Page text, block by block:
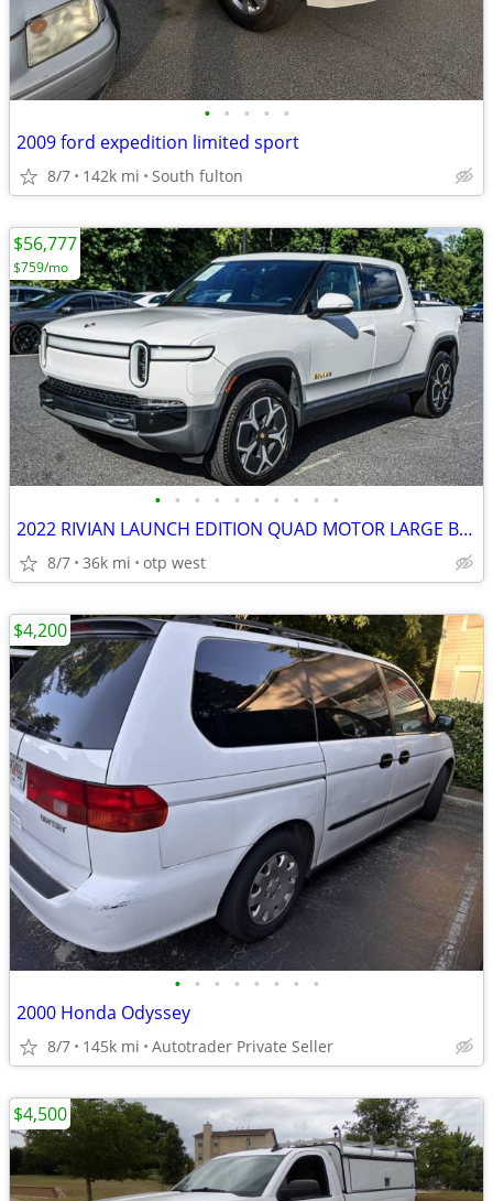
• • • • •
2009 ford expedition limited sport
8/7 142k mi South fulton
• • • • • • • • • •
2022 RIVIAN LAUNCH EDITION QUAD MOTOR LARGE BATTERY
8/7 36k mi otp west
$56,777
$759/mo
• • • • • • • •
2000 Honda Odyssey
8/7 145k mi Autotrader Private Seller
$4,200
$4,500